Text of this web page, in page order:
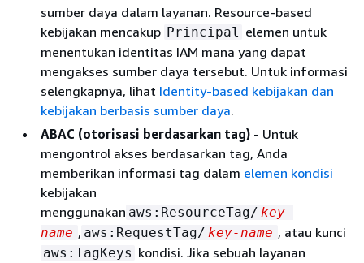
sumber daya dalam layanan. Resource-based
kebijakan mencakup Principal elemen untuk
menentukan identitas IAM mana yang dapat
mengakses sumber daya tersebut. Untuk informasi
selengkapnya, lihat Identity-based kebijakan dan
kebijakan berbasis sumber daya.
ABAC (otorisasi berdasarkan tag) - Untuk
mengontrol akses berdasarkan tag, Anda
memberikan informasi tag dalam elemen kondisi
kebijakan
menggunakan aws:ResourceTag/ key-
name , aws:RequestTag/ key-name , atau kunci
aws:TagKeys kondisi. Jika sebuah layanan